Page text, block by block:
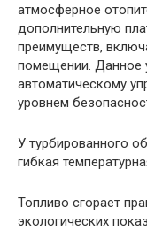
атмосферное
дополнительную
преимуществ,
помещении. Данное
автоматическому
уровнем
У турбированного
гибкая
Топливо сгорает
экологических